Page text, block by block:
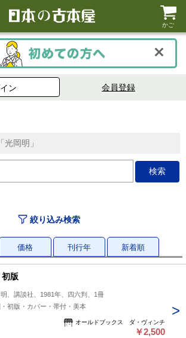
かご
ン 会員登録
「光岡明」
絞り込み検索
価格 刊行年 新着順
版
、講談社、1981年、四六判、1冊
初版・カバー・帯付・美本
オールドブックス ダ・ヴィンチ
￥2,500